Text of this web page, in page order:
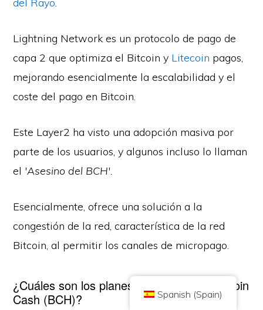
Lightning Network es un protocolo de pago de
capa 2 que optimiza el Bitcoin y Litecoin pagos,
mejorando esencialmente la escalabilidad y el
coste del pago en Bitcoin.
Este Layer2 ha visto una adopción masiva por
parte de los usuarios, y algunos incluso lo llaman
el 'Asesino del BCH'.
Esencialmente, ofrece una solución a la
congestión de la red, característica de la red
Bitcoin, al permitir los canales de micropago.
¿Cuáles son los planes de futuro para Bitcoin
Cash (BCH)?
Copyright © 2026 Brilliant British Ltd trading as Coin Kickoff
Número de empresa 10490224
Dirección: 2nd Floor 167-169 Great Portland Street, Londres, Reino
La criptomoneda no está regulada por la Autoridad de Conducta Financiera
de Servicios Financieros del Reino Unido ni al ámbito de jurisdicción del
Servicio del Defensor del Pueblo Financiero del Reino Unido. Invertir en
criptodivisas conlleva un riesgo y las criptodivisas pueden ganar valor o
perderlo en su totalidad. El impuesto sobre las ganancias de capital puede
POLÍTICA DE PRIVACIDAD CONTACTO
Spanish (Spain)